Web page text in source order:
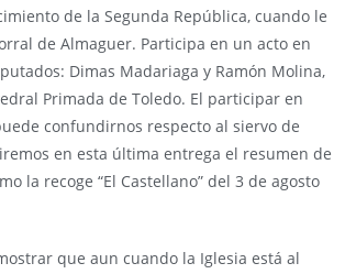
de la Segunda República, cuando le
de Almaguer. Participa en un acto en
Dimas Madariaga y Ramón Molina,
Primada de Toledo. El participar en
confundirnos respecto al siervo de
en esta última entrega el resumen de
la recoge “El Castellano” del 3 de agosto
que aun cuando la Iglesia está al